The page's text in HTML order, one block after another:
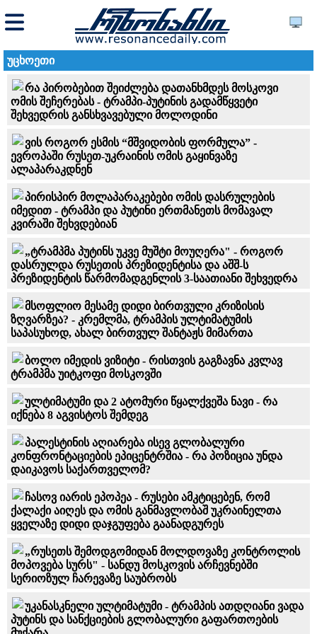
უცხოეთი
რა პირობებით შეიძლება დათანხმდეს მოსკოვი
ომის შეჩერებას - ტრამპი-პუტინის გადამწყვეტი
შეხვედრის განსხვავებული მოლოდინი
ვის როგორ ესმის “მშვიდობის ფორმულა” -
ევროპაში რუსეთ-უკრაინის ომის გაყინვაზე
ალაპარაკდნენ
პირისპირ მოლაპარაკებები ომის დასრულების
იმედით - ტრამპი და პუტინი ერთმანეთს მომავალ
კვირაში შეხვდებიან
„ტრამპმა პუტინს უკვე მუშტი მოუღერა" - როგორ
დასრულდა რუსეთის პრეზიდენტისა და აშშ-ს
პრეზიდენტის წარმომადგენლის 3-საათიანი შეხვედრა
მსოფლიო მესამე დიდი ბირთვული კრიზისის
ზღვარზეა? - კრემლმა, ტრამპის ულტიმატუმის
საპასუხოდ, ახალ ბირთვულ შანტაჟს მიმართა
ბოლო იმედის ვიზიტი - რისთვის გაგზავნა კვლავ
ტრამპმა უიტკოფი მოსკოვში
ულტიმატუმი და 2 ატომური წყალქვეშა ნავი - რა
იქნება 8 აგვისტოს შემდეგ
პალესტინის აღიარება ისევ გლობალური
კონფრონტაციების ეპიცენტრშია - რა პოზიცია უნდა
დაიკავოს საქართველომ?
ჩასოვ იარის ეპოპეა - რუსები ამკტიცებენ, რომ
ქალაქი აიღეს და ომის განმავლობაშ უკრაინელთა
ყველაზე დიდი დაჯგუფება გაანადგურეს
„რუსეთს შემოდგომიდან მოლდოვაზე კონტროლის
მოპოვება სურს" - სანდუ მოსკოვის არჩევნებში
სერიოზულ ჩარევაზე საუბრობს
უკანასკნელი ულტიმატუმი - ტრამპის ათდღიანი ვადა
პუტინს და სანქციების გლობალური გაფართოების